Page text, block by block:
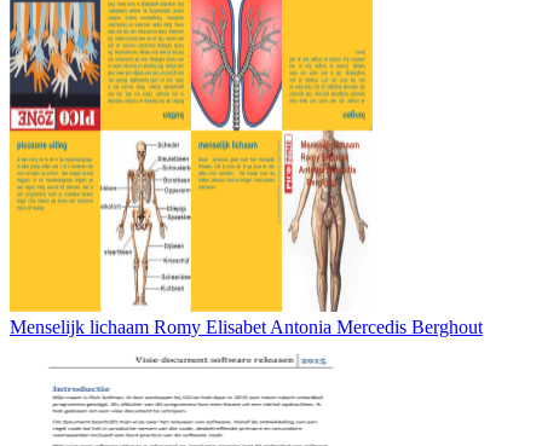
Menselijk lichaam Romy Elisabet Antonia Mercedis Berghout